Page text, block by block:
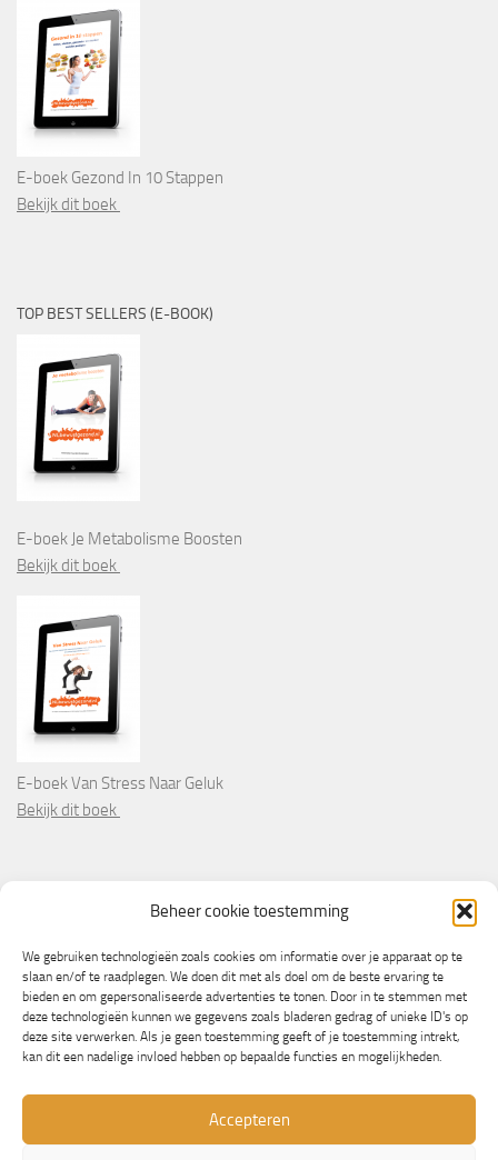
Beheer cookie toestemming
We gebruiken technologieën zoals cookies om informatie over je apparaat op te
slaan en/of te raadplegen. We doen dit met als doel om de beste ervaring te
bieden en om gepersonaliseerde advertenties te tonen. Door in te stemmen met
deze technologieën kunnen we gegevens zoals bladeren gedrag of unieke ID's op
deze site verwerken. Als je geen toestemming geeft of je toestemming intrekt,
kan dit een nadelige invloed hebben op bepaalde functies en mogelijkheden.
Accepteren
E-boek Gezond In 10 Stappen
Bekijk dit boek
TOP BEST SELLERS (E-BOOK)
E-boek Je Metabolisme Boosten
Bekijk dit boek
E-boek Van Stress Naar Geluk
Bekijk dit boek